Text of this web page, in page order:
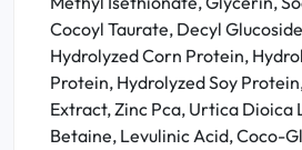
Cocoyl Taurate, Decyl
Hydrolyzed Corn Protein,
Protein, Hydrolyzed Soy
Extract, Zinc Pca, Urtica Dioica
Betaine, Levulinic Acid, Coco-